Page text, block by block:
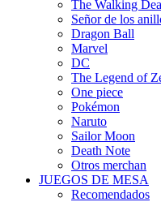
The Walking
Señor de los
Dragon Ball
Marvel
DC
The Legend of
One piece
Pokémon
Naruto
Sailor Moon
Death Note
Otros merchan
JUEGOS DE MESA
Recomendados